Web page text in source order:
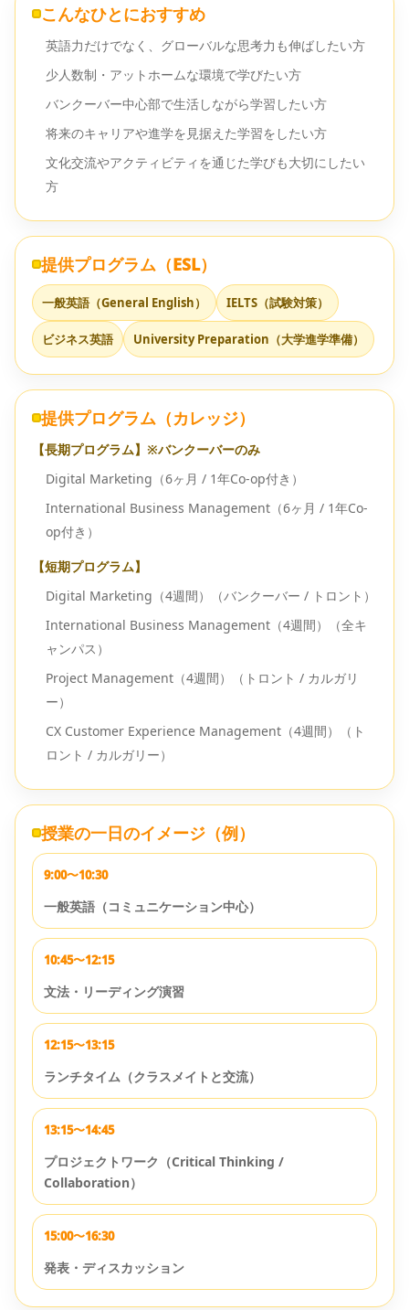
こんなひとにおすすめ
英語力だけでなく、グローバルな思考力も伸ばしたい方
少人数制・アットホームな環境で学びたい方
バンクーバー中心部で生活しながら学習したい方
将来のキャリアや進学を見据えた学習をしたい方
文化交流やアクティビティを通じた学びも大切にしたい
方
提供プログラム（ESL）
一般英語（General English） IELTS（試験対策）
ビジネス英語 University Preparation（大学進学準備）
提供プログラム（カレッジ）
【長期プログラム】※バンクーバーのみ
Digital Marketing（6ヶ月 / 1年Co-op付き）
International Business Management（6ヶ月 / 1年Co-
op付き）
【短期プログラム】
Digital Marketing（4週間）（バンクーバー / トロント）
International Business Management（4週間）（全キ
ャンパス）
Project Management（4週間）（トロント / カルガリ
ー）
CX Customer Experience Management（4週間）（ト
ロント / カルガリー）
授業の一日のイメージ（例）
9:00〜10:30
一般英語（コミュニケーション中心）
10:45〜12:15
文法・リーディング演習
12:15〜13:15
ランチタイム（クラスメイトと交流）
13:15〜14:45
プロジェクトワーク（Critical Thinking /
Collaboration）
15:00〜16:30
発表・ディスカッション